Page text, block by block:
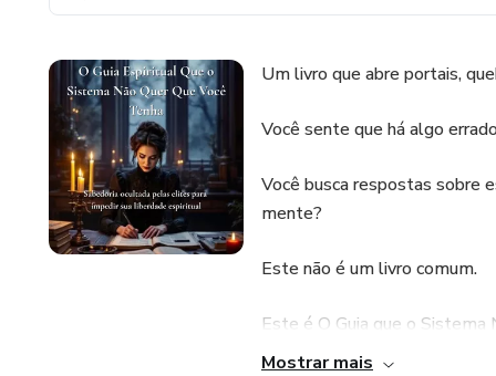
Um livro que abre portais,
Você sente que há algo
Você busca respostas sobre
mente?
Este não é um livro comum.
Este é O Guia que o Sistema
Mostrar mais